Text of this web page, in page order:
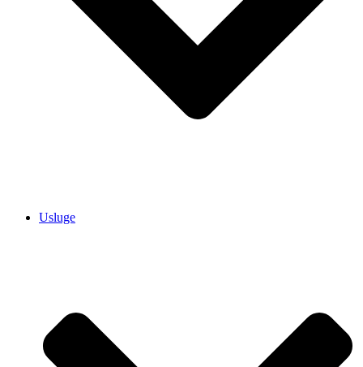
Usluge